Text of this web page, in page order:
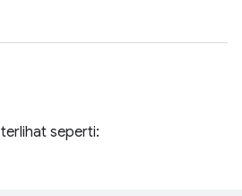
terlihat seperti: